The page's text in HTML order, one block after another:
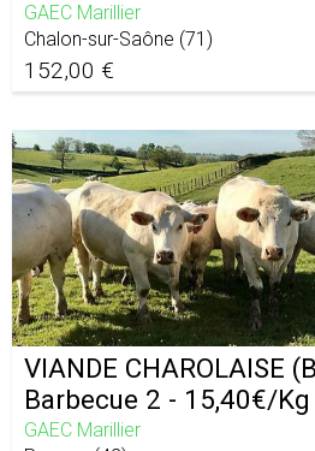
GAEC Marillier
Chalon-sur-Saône (71 )
152,00 €
VIANDE CHAROLAISE
Barbecue 2 - 15,40€/Kg
GAEC Marillier